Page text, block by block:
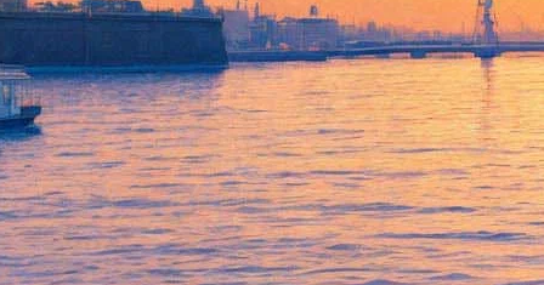
Легендарные Deep Purple
выступят в Ледовом
08 ноября 2013, пятница,20.00
Версия для печати